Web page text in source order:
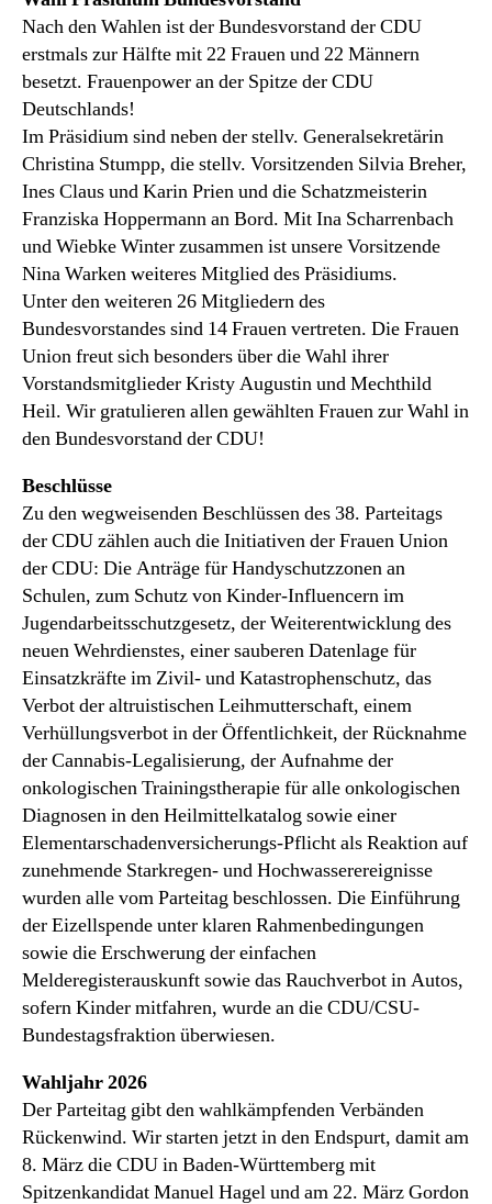
Nach den Wahlen ist der Bundesvorstand der CDU
erstmals zur Hälfte mit 22 Frauen und 22 Männern
besetzt. Frauenpower an der Spitze der CDU
Deutschlands!
Im Präsidium sind neben der stellv. Generalsekretärin
Christina Stumpp, die stellv. Vorsitzenden Silvia Breher,
Ines Claus und Karin Prien und die Schatzmeisterin
Franziska Hoppermann an Bord. Mit Ina Scharrenbach
und Wiebke Winter zusammen ist unsere Vorsitzende
Nina Warken weiteres Mitglied des Präsidiums.
Unter den weiteren 26 Mitgliedern des
Bundesvorstandes sind 14 Frauen vertreten. Die Frauen
Union freut sich besonders über die Wahl ihrer
Vorstandsmitglieder Kristy Augustin und Mechthild
Heil. Wir gratulieren allen gewählten Frauen zur Wahl in
den Bundesvorstand der CDU!
Beschlüsse
Zu den wegweisenden Beschlüssen des 38. Parteitags
der CDU zählen auch die Initiativen der Frauen Union
der CDU: Die Anträge für Handyschutzzonen an
Schulen, zum Schutz von Kinder-Influencern im
Jugendarbeitsschutzgesetz, der Weiterentwicklung des
neuen Wehrdienstes, einer sauberen Datenlage für
Einsatzkräfte im Zivil- und Katastrophenschutz, das
Verbot der altruistischen Leihmutterschaft, einem
Verhüllungsverbot in der Öffentlichkeit, der Rücknahme
der Cannabis-Legalisierung, der Aufnahme der
onkologischen Trainingstherapie für alle onkologischen
Diagnosen in den Heilmittelkatalog sowie einer
Elementarschadenversicherungs-Pflicht als Reaktion auf
zunehmende Starkregen- und Hochwasserereignisse
wurden alle vom Parteitag beschlossen. Die Einführung
der Eizellspende unter klaren Rahmenbedingungen
sowie die Erschwerung der einfachen
Melderegisterauskunft sowie das Rauchverbot in Autos,
sofern Kinder mitfahren, wurde an die CDU/CSU-
Bundestagsfraktion überwiesen.
Wahljahr 2026
Der Parteitag gibt den wahlkämpfenden Verbänden
Rückenwind. Wir starten jetzt in den Endspurt, damit am
8. März die CDU in Baden-Württemberg mit
Spitzenkandidat Manuel Hagel und am 22. März Gordon